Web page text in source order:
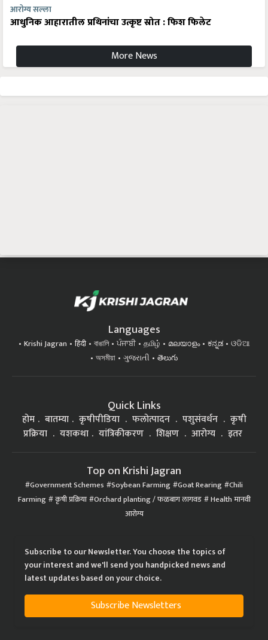
आरोग्य सल्ला
आधुनिक आहारातील प्रथिनांचा उत्कृष्ट स्रोत : फिश फिलेट
More News
Languages
Krishi Jagran हिंदी বাঙালি ਪੰਜਾਬੀ தமிழ் മലയാളം ಕನ್ನಡ
ଓଡିଆ
অসমীয়া
ગુજરાતી తెలుగు
Quick Links
होम बातम्या कृषीपीडिया फलोत्पादन पशुसंवर्धन
कृषी
प्रक्रिया
यशकथा यांत्रिकीकरण शिक्षण आरोग्य इतर
Top on Krishi Jagran
Government Schemes Soybean Farming Goat Rearing Chili
Farming कृषी प्रक्रिया Orchard planting / फळबाग लागवड Health मानवी
आरोग्य
Subscribe to our Newsletter. You choose the topics of
your interest and we'll send you handpicked news and
latest updates based on your choice.
Subscribe Newsletters